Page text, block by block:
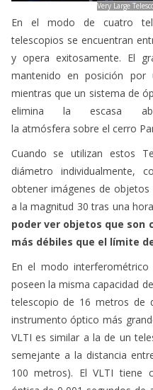
Very Large
En el modo de cuatro
telescopios se encuentran
y opera exitosamente. El
mantenido en posición
mientras que un sistema de
elimina la escasa
la atmósfera sobre el cerro
Cuando se utilizan estos
diámetro individualmente,
obtener imágenes de
a la magnitud 30 tras una
poder ver objetos que son
más débiles que el límite
En el modo
poseen la misma capacidad
telescopio de 16 metros de
instrumento óptico más
VLTI es similar a la de un
semejante a la distancia
100 metros). El VLTI tiene